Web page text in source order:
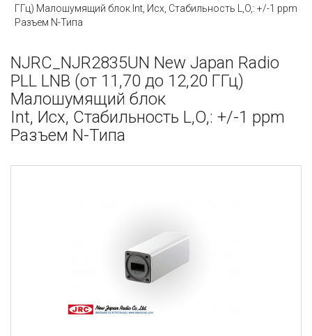
ГГц) Малошумящий блок Int, Исх, Стабильность L,O,: +/-1 ppm
Разъем N-Типа
NJRC_NJR2835UN New Japan Radio
PLL LNB (от 11,70 до 12,20 ГГц)
Малошумящий блок
Int, Исх, Стабильность L,O,: +/-1 ppm
Разъем N-Типа